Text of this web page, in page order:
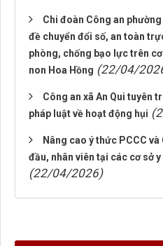
Chi đoàn Công an
đề chuyển đổi số, an toàn
phòng, chống bạo lực trên
non Hoa Hồng (22/04/
Công an xã An Qui tuyên
pháp luật về hoạt động hụi
Nâng cao ý thức PCCC
đầu, nhân viên tại các cơ sở
(22/04/2026)